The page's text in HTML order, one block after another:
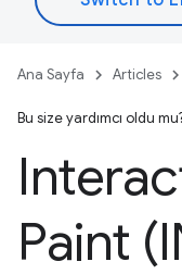
Ana Sayfa Articles
Bu size yardımcı oldu
Paint